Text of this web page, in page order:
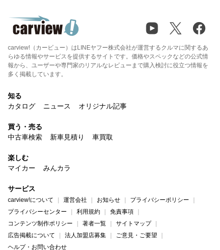
carview!（カービュー）はLINEヤフー株式会社が運営するクルマに関するあ
らゆる情報やサービスを提供するサイトです。価格やスペックなどの公式情
報から、ユーザーや専門家のリアルなレビューまで購入検討に役立つ情報を
多く掲載しています。
知る
カタログ
ニュース オリジナル記事
買う・売る
中古車検索
新車見積り 車買取
楽しむ
マイカー
みんカラ
サービス
carview!について 運営会社 お知らせ
プライバシーポリシー
プライバシーセンター
利用規約
免責事項
コンテンツ制作ポリシー
著者一覧
サイトマップ
広告掲載について
法人加盟店募集
ご意見・ご要望
ヘルプ・お問い合わせ